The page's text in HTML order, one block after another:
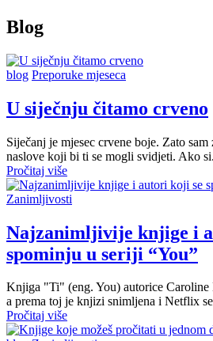
Blog
blog Preporuke mjeseca
U siječnju čitamo crveno
Siječanj je mjesec crvene boje. Zato sam
naslove koji bi ti se mogli svidjeti. Ako
Pročitaj više
Zanimljivosti
Najzanimljivije knjige i
spominju u seriji “You”
Knjiga "Ti" (eng. You) autorice Caroline
a prema toj je knjizi snimljena i Netflix
Pročitaj više